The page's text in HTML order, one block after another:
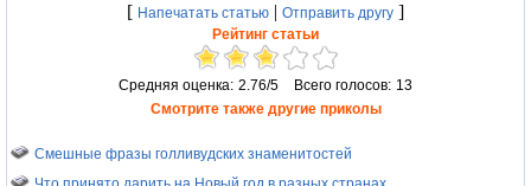
[ Напечатать статью | Отправить другу ]
Рейтинг статьи
Средняя оценка: 2.76/5 Всего голосов: 13
Смотрите также другие приколы
Смешные фразы голливудских знаменитостей